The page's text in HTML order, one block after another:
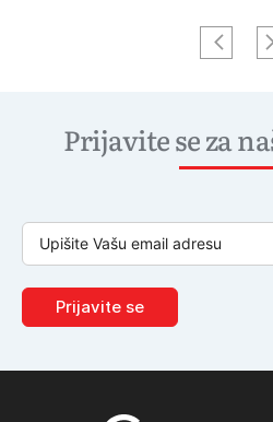
Prijavite se za
Prijavite se